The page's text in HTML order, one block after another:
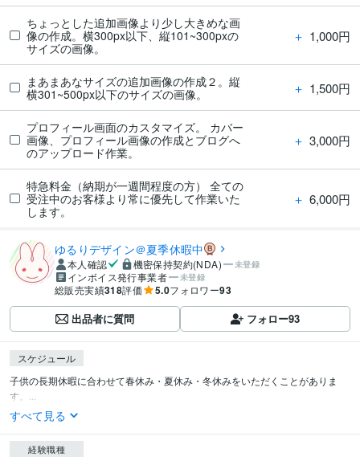
ちょっとした追加画像より少し大きめな画
像の作成。横300px以下、縦101~300pxの
サイズの画像。
＋ 1,000円
まあまあなサイズの追加画像の作成２。縦
横301~500px以下のサイズの画像。
＋ 1,500円
プロフィール画面のカスタマイズ。 カバー
画像、プロフィール画像の作成とブログへ
のアップロード作業。
＋ 3,000円
特急料金（納期が一週間程度の方） 全ての
受注中のお客様より常に優先して作業いた
します。
＋ 6,000円
ゆるりデザイン＠夏季休暇中
本人確認 機密保持契約(NDA) 未登録
インボイス発行事業者 未登録
総販売実績318評価 5.0フォロワー93
出品者に質問 フォロー93
スケジュール
子供の長期休暇に合わせて春休み・夏休み・冬休みをいただくことがありま
す。...
すべて見る
経験職種